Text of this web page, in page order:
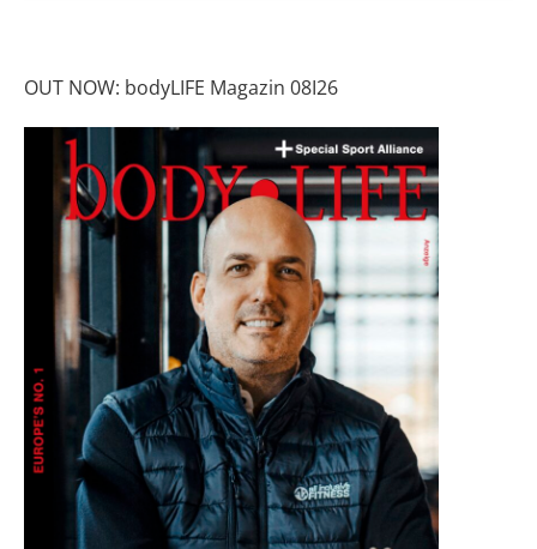
OUT NOW: bodyLIFE Magazin 08I26